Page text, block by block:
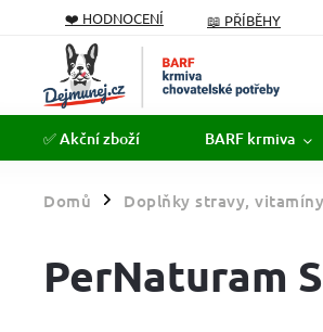
❤️ HODNOCENÍ 📖 PŘÍBĚHY
PODÁVÁME POMOCNOU TLAPKU
✅ Akční zboží BARF krmiva
Domů / Doplňky stravy, vitamíny
PerNaturam